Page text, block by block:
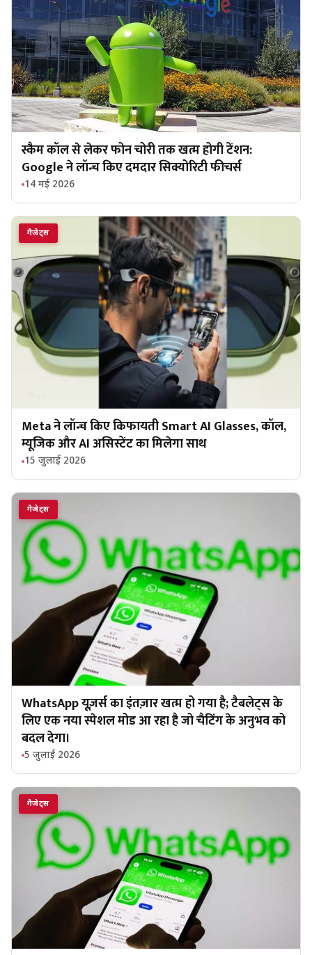
स्कैम कॉल से लेकर फोन चोरी तक खत्म होगी टेंशन:
Google ने लॉन्च किए दमदार सिक्योरिटी फीचर्स
14 मई 2026
गैजेट्स
Meta ने लॉन्च किए किफायती Smart AI Glasses, कॉल,
म्यूजिक और AI असिस्टेंट का मिलेगा साथ
15 जुलाई 2026
गैजेट्स
WhatsApp यूज़र्स का इंतज़ार खत्म हो गया है; टैबलेट्स के
लिए एक नया स्पेशल मोड आ रहा है जो चैटिंग के अनुभव को
बदल देगा।
5 जुलाई 2026
गैजेट्स